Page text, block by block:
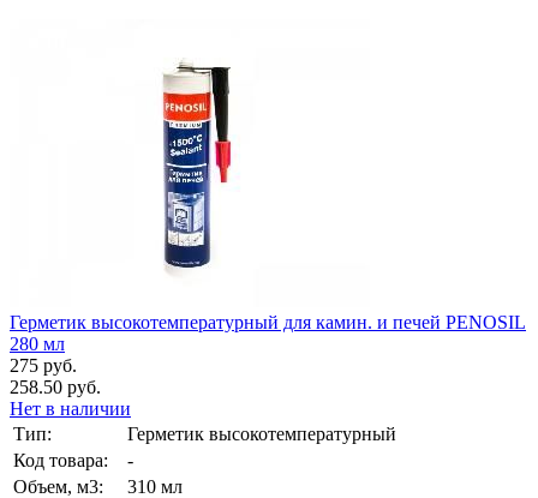
Герметик высокотемпературный для камин. и печей PENOSIL
280 мл
275 руб.
258.50 руб.
Нет в наличии
Тип:
Герметик высокотемпературный
Код товара:
-
Объем, м3:
310 мл